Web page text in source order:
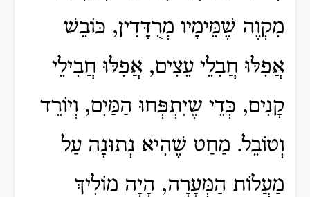
מִקְוֶה שֶׁמֵּימָיו מְרֻדָּדִין, כּוֹבֵשׁ
אֲפִלּוּ חֲבִלֵי עֵצִים, אֲפִלּוּ חֲבִילֵי
קָנִים, כְּדֵי שֶיִתְפְּחוּ הַמַּיִם, וְיוֹרֵד
וְטוֹבֵל. מַחַט שֶׁהִיא נְתוּנָה עַל
מַעֲלוֹת הַמְּעָרָה, הָיָה מוֹלִיךְ